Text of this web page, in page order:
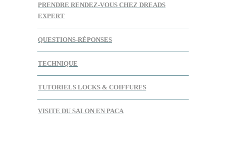
PRENDRE RENDEZ-VOUS CHEZ DREADS
EXPERT
QUESTIONS-RÉPONSES
TECHNIQUE
TUTORIELS LOCKS & COIFFURES
VISITE DU SALON EN PACA